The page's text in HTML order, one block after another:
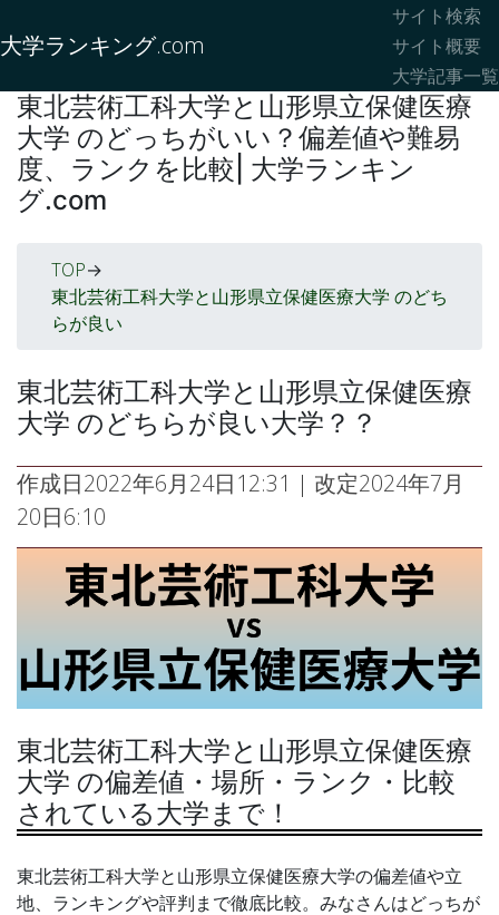
大学ランキング.com
サイト検索
サイト概要
大学記事一覧
東北芸術工科大学と山形県立保健医療
大学 のどっちがいい？偏差値や難易
度、ランクを比較| 大学ランキン
グ.com
TOP->
東北芸術工科大学と山形県立保健医療大学 のどち
らが良い
東北芸術工科大学と山形県立保健医療
大学 のどちらが良い大学？？
作成日2022年6月24日12:31 | 改定2024年7月
20日6:10
東北芸術工科大学と山形県立保健医療
大学 の偏差値・場所・ランク・比較
されている大学まで！
東北芸術工科大学と山形県立保健医療大学の偏差値や立
地、ランキングや評判まで徹底比較。みなさんはどっちが